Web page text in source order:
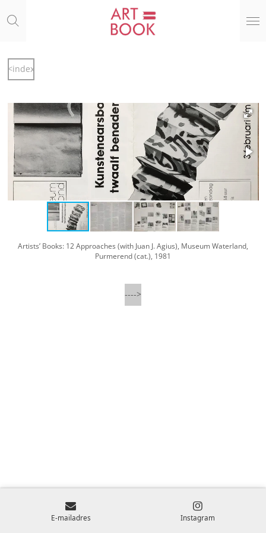
direct
hoofdinhoud
<index
Artists’ Books: 12 Approaches (with Juan J. Agius), Museum Waterland,
Purmerend (cat.), 1981
---->
E-mailadres Instagram